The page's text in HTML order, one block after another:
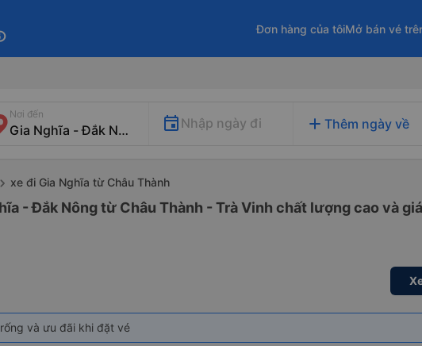
Đơn hàng của tôiMở bán vé
Nơi đến
Nhập ngày đi add Thêm ngày về
xe đi Gia Nghĩa từ Châu Thành
- Đắk Nông từ Châu Thành - Trà Vinh chất lượng cao và
và ưu đãi khi đặt vé